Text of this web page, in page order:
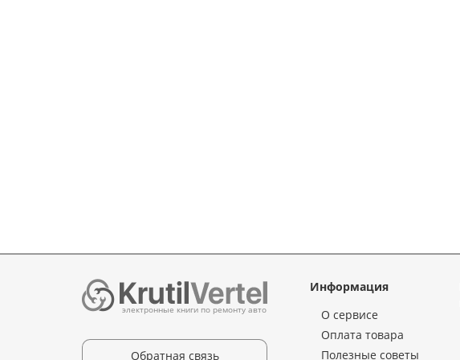
электронные книги по ремонту авто
Обратная связь
Информация
О сервисе
Оплата товара
Полезные советы